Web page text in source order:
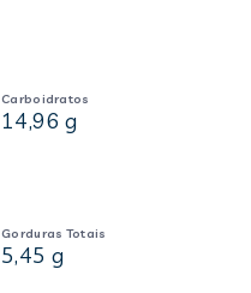
Carboidratos
14,96 g
Gorduras Totais
5,45 g